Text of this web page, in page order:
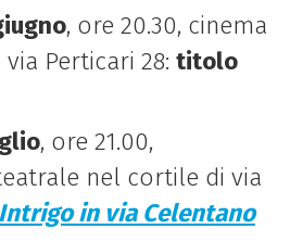
, ore 20.30, cinema
Perticari 28: titolo
, ore 21.00,
nel cortile di via
Intrigo in via Celentano